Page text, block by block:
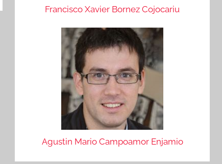
Francisco Xavier Bornez Cojocariu
Agustin Mario Campoamor Enjamio